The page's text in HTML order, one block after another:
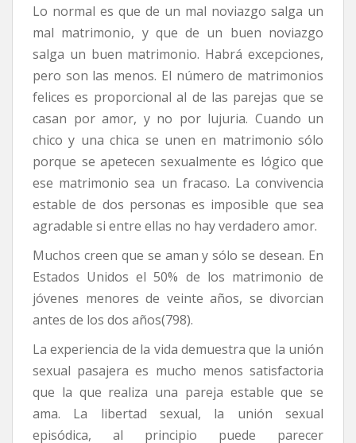
Lo normal es que de un mal noviazgo salga un
mal matrimonio, y que de un buen noviazgo
salga un buen matrimonio. Habrá excepciones,
pero son las menos. El número de matrimonios
felices es proporcional al de las parejas que se
casan por amor, y no por lujuria. Cuando un
chico y una chica se unen en matrimonio sólo
porque se apetecen sexualmente es lógico que
ese matrimonio sea un fracaso. La convivencia
estable de dos personas es imposible que sea
agradable si entre ellas no hay verdadero amor.
Muchos creen que se aman y sólo se desean. En
Estados Unidos el 50% de los matrimonio de
jóvenes menores de veinte años, se divorcian
antes de los dos años(798).
La experiencia de la vida demuestra que la unión
sexual pasajera es mucho menos satisfactoria
que la que realiza una pareja estable que se
ama. La libertad sexual, la unión sexual
episódica, al principio puede parecer